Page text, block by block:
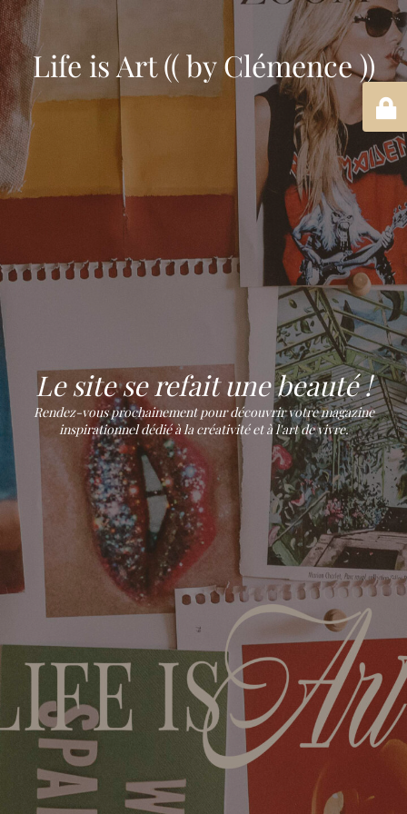
Life is Art (( by Clémence ))
Le site se refait une beauté !
Rendez-vous prochainement pour découvrir votre magazine
inspirationnel dédié à la créativité et à l'art de vivre.